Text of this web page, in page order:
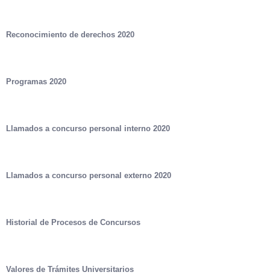
Reconocimiento de derechos 2020
Programas 2020
Llamados a concurso personal interno 2020
Llamados a concurso personal externo 2020
Historial de Procesos de Concursos
Valores de Trámites Universitarios